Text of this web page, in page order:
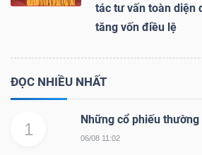
tác tư vấn toàn diện
tăng vốn điều lệ
ĐỌC NHIỀU NHẤT
1
Những cổ phiếu
06/08 11:02